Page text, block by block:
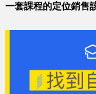
一套課程的定位銷售